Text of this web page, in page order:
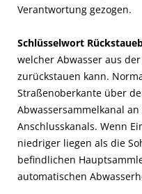
Verantwortung gezogen.
Schlüsselwort
welcher Abwasser aus
zurückstauen kann.
Straßenoberkante über
Abwassersammelkanal
Anschlusskanals. Wenn
niedriger liegen als die
befindlichen
automatischen